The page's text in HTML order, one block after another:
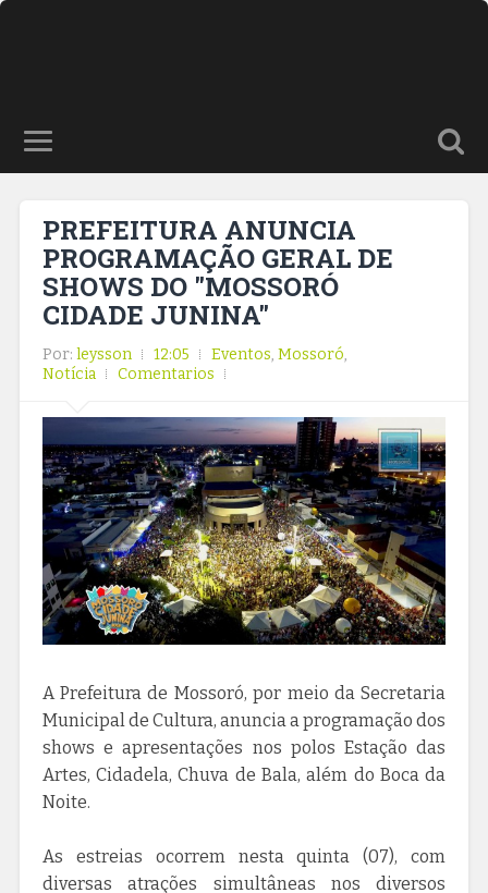
PREFEITURA ANUNCIA
PROGRAMAÇÃO GERAL DE
SHOWS DO "MOSSORÓ
CIDADE JUNINA"
Por: leysson 12:05 Eventos, Mossoró,
Notícia
Comentarios
A Prefeitura de Mossoró, por meio da Secretaria
Municipal de Cultura, anuncia a programação dos
shows e apresentações nos polos Estação das
Artes, Cidadela, Chuva de Bala, além do Boca da
Noite.
As estreias ocorrem nesta quinta (07), com
diversas atrações simultâneas nos diversos